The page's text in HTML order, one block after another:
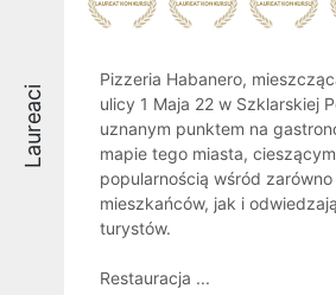
Laureaci
Pizzeria Habanero,
ulicy 1 Maja 22 w Szklarskiej
uznanym punktem na
mapie tego miasta,
popularnością wśród zarówno
mieszkańców, jak i
turystów.
Restauracja ...